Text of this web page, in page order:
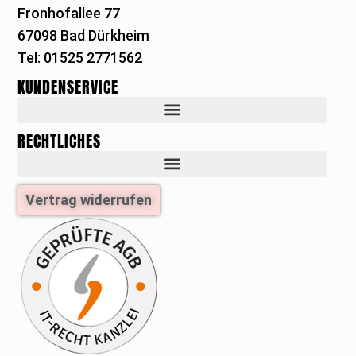
g
r
a
m
r
e
s
t
Fronhofallee 77
67098 Bad Dürkheim
Tel: 01525 2771562
KUNDENSERVICE
RECHTLICHES
Vertrag widerrufen